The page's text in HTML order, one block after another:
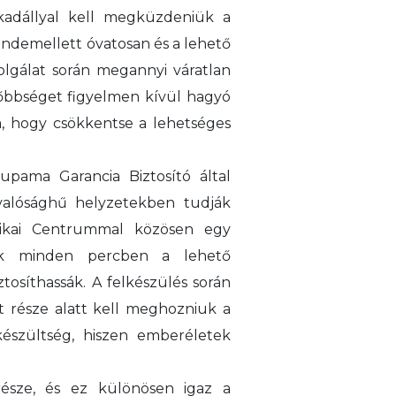
kell megküzdeniük a
óvatosan és a lehető
során megannyi váratlan
figyelmen kívül hagyó
hogy csökkentse a lehetséges
Garancia Biztosító által
helyzetekben tudják
Centrummal közösen egy
minden percben a lehető
A felkészülés során
része alatt kell meghozniuk a
hiszen emberéletek
és ez különösen igaz a